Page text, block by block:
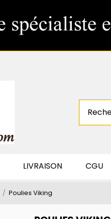
LIVRAISON CGU
Poulies Viking